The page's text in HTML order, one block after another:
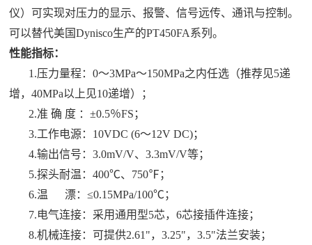
仪）可实现对压力的显示、报警、信号远传、通讯与控制。
可以替代美国Dynisco生产的PT450FA系列。
性能指标：
1.压力量程：0～3MPa～150MPa之内任选（推荐见5递
增，40MPa以上见10递增）；
2.准 确 度 ：±0.5％FS；
3.工作电源：10VDC (6～12V DC)；
4.输出信号：3.0mV/V、3.3mV/V等；
5.探头耐温：400℃、750℉；
6.温 漂：≤0.15MPa/100℃；
7.电气连接：采用通用型5芯，6芯接插件连接；
8.机械连接：可提供2.61"，3.25"，3.5"法兰安装；